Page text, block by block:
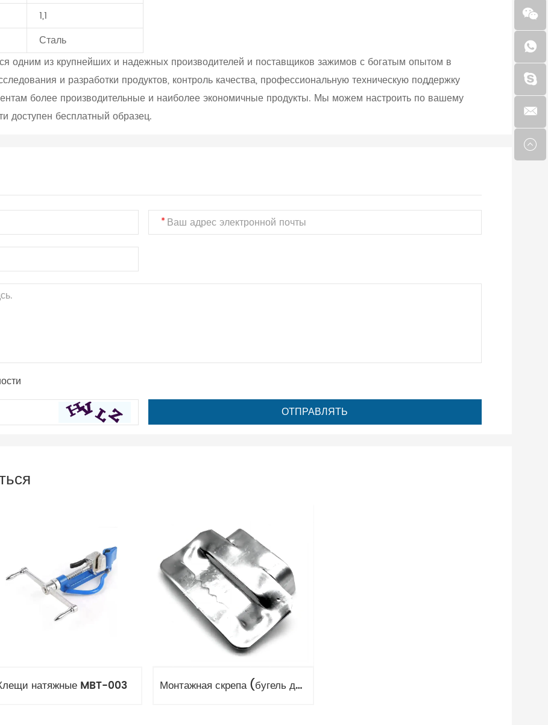
1,1
Сталь
одним из крупнейших и надежных производителей и поставщиков зажимов с богатым опытом в
и разработки продуктов, контроль качества, профессиональную техническую поддержку
более производительные и наиболее экономичные продукты. Мы можем настроить по вашему
доступен бесплатный образец.
натяжные MBT-003 Монтажная скрепа (бугель для ленты) НС-20-Т оцинковка